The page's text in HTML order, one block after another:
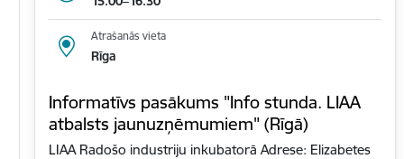
Atrašanās vieta
Rīga
Informatīvs pasākums "Info stunda. LIAA
atbalsts jaunuzņēmumiem" (Rīgā)
LIAA Radošo industriju inkubatorā Adrese: Elizabetes